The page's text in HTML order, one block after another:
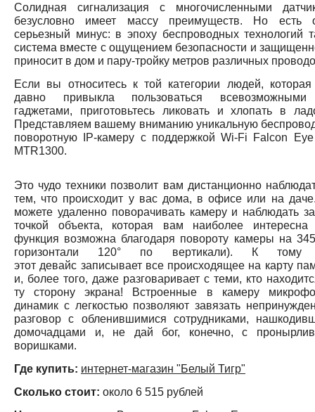
Солидная сигнализация с многочисленными
безусловно имеет массу преимуществ. Но есть
серьезный минус: в эпоху беспроводных технологий
система вместе с ощущением безопасности и
приносит в дом и пару-тройку метров различных
Если вы относитесь к той категории людей,
давно привыкла пользоваться
гаджетами, приготовьтесь ликовать и хлопать в
Представляем вашему вниманию уникальную
поворотную IP-камеру с поддержкой Wi-Fi Falcon
MTR1300.
Это чудо техники позволит вам дистанционно
тем, что происходит у вас дома, в офисе или на
можете удаленно поворачивать камеру и наблюдать
точкой объекта, которая вам наиболее интересна
функция возможна благодаря повороту камеры на
горизонтали 120° по вертикали). К тому
этот девайс записывает все происходящее на карту
и, более того, даже разговаривает с теми, кто
ту сторону экрана! Встроенные в камеру
динамик с легкостью позволяют завязать
разговор с обленившимися сотрудниками,
домочадцами и, не дай бог, конечно, с
воришками.
Где купить: интернет-магазин "Белый Тигр"
Сколько стоит: около 6 515 рублей